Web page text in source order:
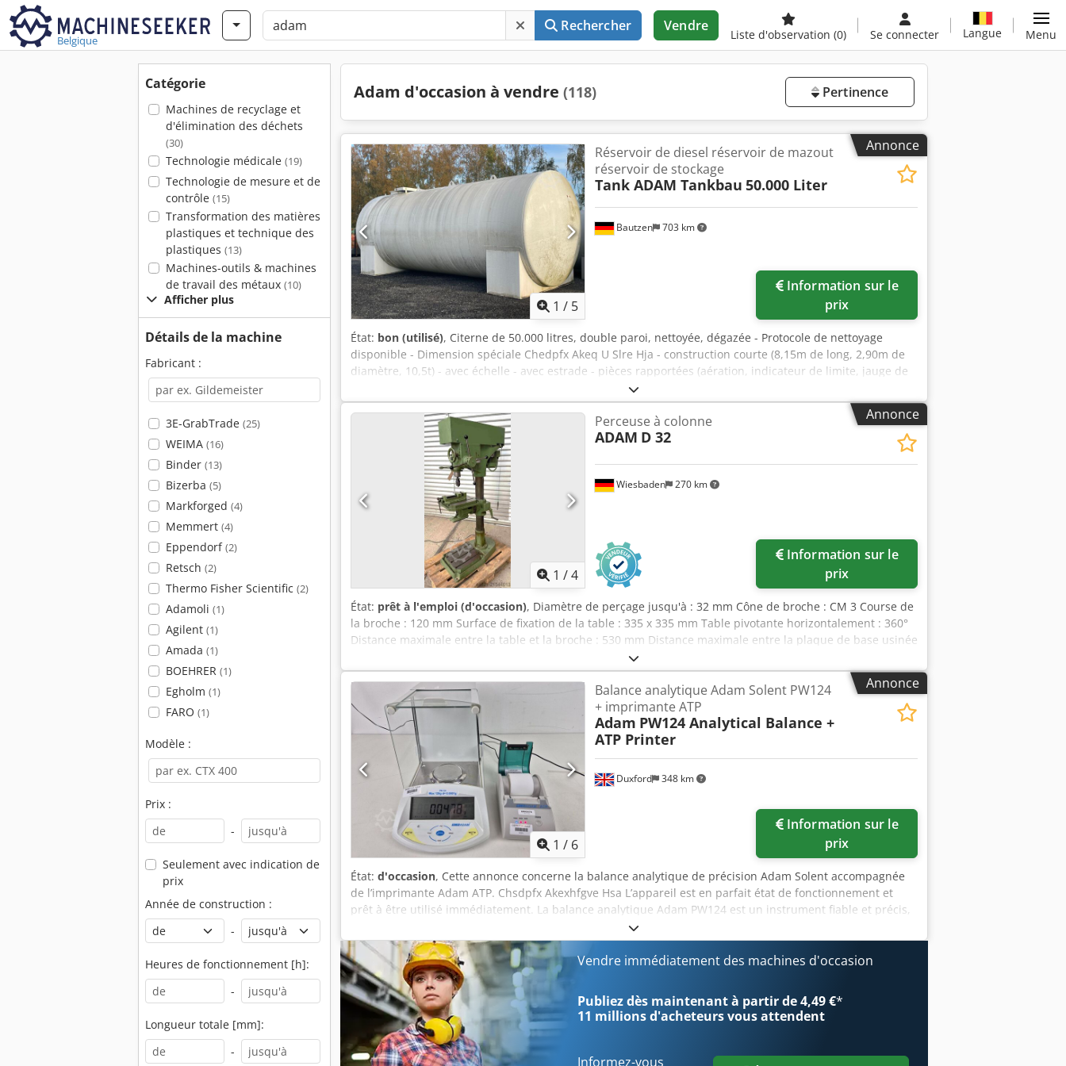
Belgique
Rechercher Vendre
Liste d'observation (0) Se connecter Langue Menu
Catégorie
Machines de recyclage et
d'élimination des déchets
(30)
Technologie médicale (19)
Technologie de mesure et de
contrôle (15)
Transformation des matières
plastiques et technique des
plastiques (13)
Machines-outils & machines
de travail des métaux (10)
Afficher plus
Détails de la machine
Fabricant :
3E-GrabTrade (25)
WEIMA (16)
Binder (13)
Bizerba (5)
Markforged (4)
Memmert (4)
Eppendorf(2)
Retsch (2)
Thermo Fisher Scientific (2)
Adamoli (1)
Agilent (1)
Amada (1)
BOEHRER (1)
Egholm (1)
FARO (1)
Modèle :
Prix :
-
Seulement avec indication de
prix
Année de construction :
-
Heures de fonctionnement [h]:
-
Longueur totale [mm]:
-
Adam d'occasion à vendre (118) Pertinence
Annonce
1 / 5
Bautzen 703 km
Réservoir de diesel réservoir de mazout
réservoir de stockage
Tank ADAM Tankbau 50.000 Liter
Information sur le
prix
État: bon (utilisé), Citerne de 50.000 litres, double paroi, nettoyée, dégazée - Protocole de nettoyage
disponible - Dimension spéciale Chedpfx Akeq U Slre Hja - construction courte (8,15m de long, 2,90m de
diamètre, 10,5t) - avec échelle - avec estrade - pièces rapportées (aération, indicateur de limite, jauge de
niveau, détecteur de fuite) - bon état - immédiatement prêt à l'emploi... le transport peut être proposé en
option. Seules les demandes sérieuses et sincères seront acceptées en indiquant : Nom, adresse e-mail et
numéro de téléphone.
Annonce
1 /4
Wiesbaden 270 km
Perceuse à colonne
ADAM D 32
Information sur le
prix
État: prêt à l'emploi (d'occasion), Diamètre de perçage jusqu'à : 32 mm Cône de broche : CM 3 Course de
la broche : 120 mm Surface de fixation de la table : 335 x 335 mm Table pivotante horizontalement : 360°
Distance maximale entre la table et la broche : 530 mm Distance maximale entre la plaque de base usinée
et la broche env. : 1105 mm Cedsyvtcqepfx Ak Hjha 6 vitesses de broche : 160 - 930 tr/min Moteur
d’entraînement : 380 V, 0,9/1,3 kW Encombrement : 470 x 900 x 1780 mm Poids : 350 kg
Annonce
1 / 6
Duxford 348 km
Balance analytique Adam Solent PW124
+ imprimante ATP
Adam PW124 Analytical Balance +
ATP Printer
Information sur le
prix
État: d'occasion, Cette annonce concerne la balance analytique de précision Adam Solent accompagnée
de l’imprimante Adam ATP. Chsdpfx Akexhfgve Hsa L’appareil est en parfait état de fonctionnement et
prêt à être utilisé immédiatement. La balance analytique Adam PW124 est un instrument fiable et précis,
conçu pour les tâches nécessitant une haute exactitude, telles que l’analyse chimique, la formulation et
l’assurance qualité. Elle allie simplicité d’utilisation, fonctionnalités avancées comme l’étalonnage interne
et la sortie des données conforme BPL, ainsi qu’une construction robuste garantissant des performances
fiables dans des environnements de laboratoire exigeants. Caractéristiques principales : Précision
exceptionnelle : lisibilité de 0,0001 g, répétabilité d’environ 0,0002 g et linéarité d’environ 0,0002 g Écran
LCD rétroéclairé : lecture claire quelles que soient les conditions d’éclairage, avec rétroéclairage
programmable Étalonnage : équipé d’un étalonnage interne, évitant l’usage de poids externes
Connectivité : port RS-232 pour connexion à un PC, une imprimante ou un enregistreur de données ;
impression conforme BPL avec date et heure Indicateur de capacité : affichage visuel pour prévenir la
Vendre immédiatement des machines d'occasion
Publiez dès maintenant à partir de 4,49 €*
11 millions d'acheteursvous attendent
Informez-vous